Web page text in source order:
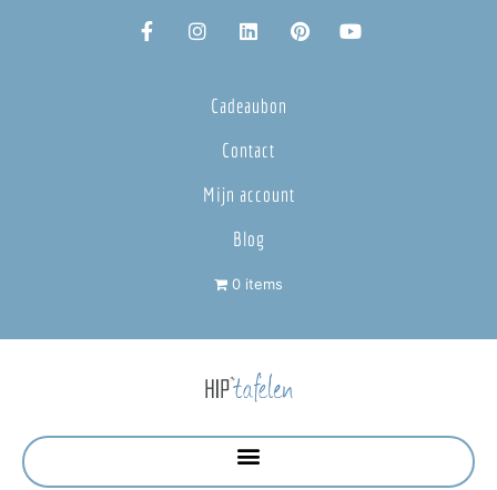
Cadeaubon
Contact
Mijn account
Blog
0 items